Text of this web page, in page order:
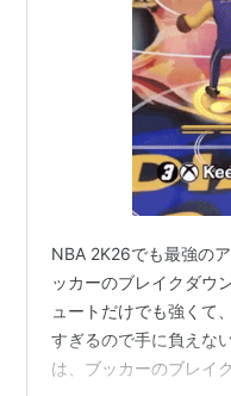
NBA 2K26でも最強の
ッカーのブレイクダウ
ュートだけでも強くて
すぎるので手に負えな
は、ブッカーのブレイ